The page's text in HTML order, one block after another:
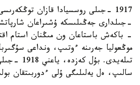
-جىلدارى جەڭىلىسكە ۇشىراعان
- باكەش باستاعان ون مىڭنان استام
موڭعوليا جەرىنە ءوتىپ، ونداعى
تىلەيدى.
سالىپ، ەل يەلىلىگى ۇلى ءدوربىتقان